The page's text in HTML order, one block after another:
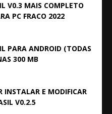
V0.3 MAIS COMPLETO
PC FRACO 2022
PARA ANDROID (TODAS
300 MB
INSTALAR E MODIFICAR
V0.2.5